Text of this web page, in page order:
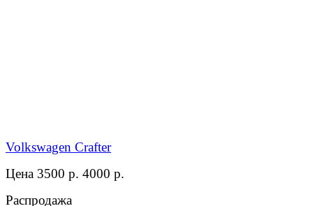
Volkswagen Crafter
Цена 3500 р. 4000 р.
Распродажа